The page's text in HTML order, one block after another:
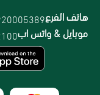
هاتف الفرع
موبايل & واتس اب